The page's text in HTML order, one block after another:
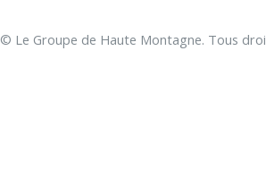
© Le Groupe de Haute Montagne. Tous